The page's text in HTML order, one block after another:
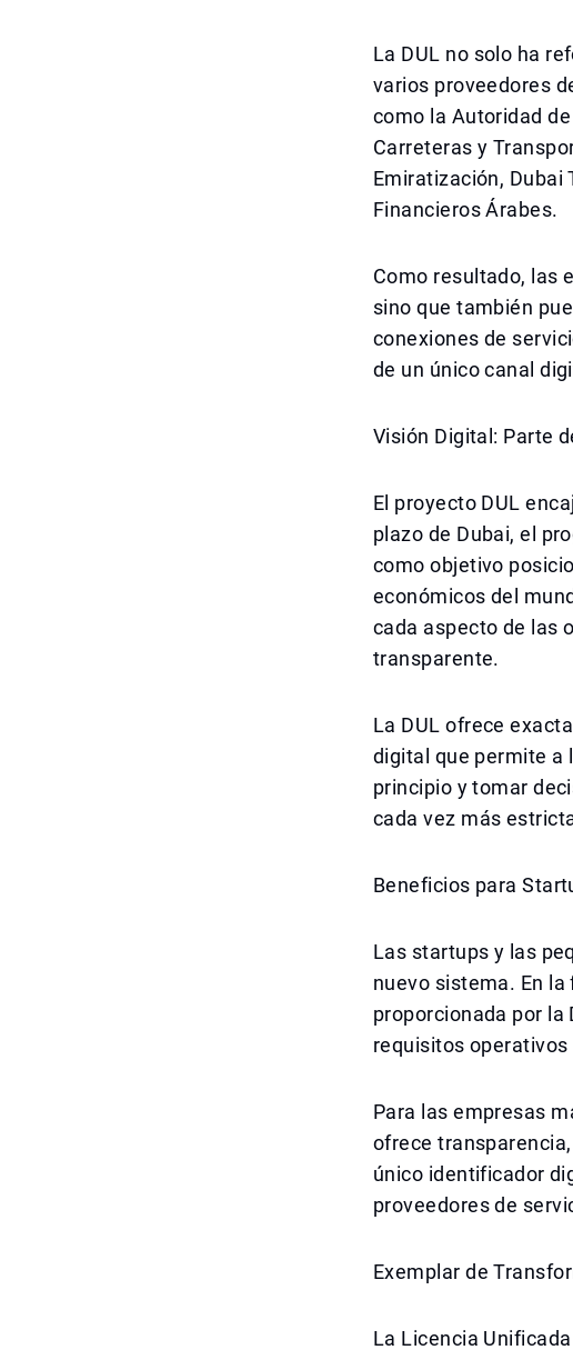
La DUL no solo ha
varios proveedores
como la Autoridad
Carreteras y
Emiratización, Dubai
Financieros Árabes.
Como resultado, las
sino que también
conexiones de
de un único canal
Visión Digital: Parte
El proyecto DUL
plazo de Dubai, el
como objetivo
económicos del
cada aspecto de las
transparente.
La DUL ofrece
digital que permite a
principio y tomar
cada vez más
Beneficios para
Las startups y las
nuevo sistema. En
proporcionada por la
requisitos
Para las empresas
ofrece
único identificador
proveedores de
Exemplar de
La Licencia